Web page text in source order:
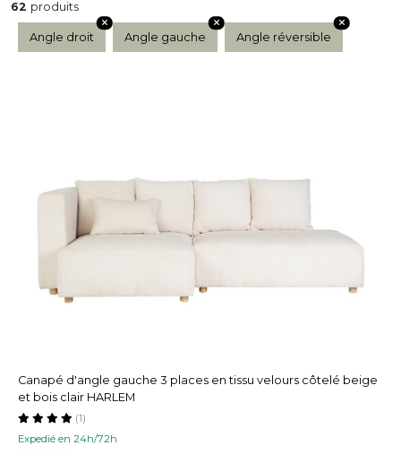
62 produits
Angle droit Angle gauche Angle réversible
Canapé d'angle gauche 3 places en tissu velours côtelé beige
et bois clair HARLEM
Expedié en 24h/72h
(1)